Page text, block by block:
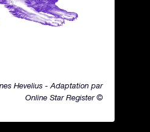
Hevelius - Adaptation par
Online Star Register ©